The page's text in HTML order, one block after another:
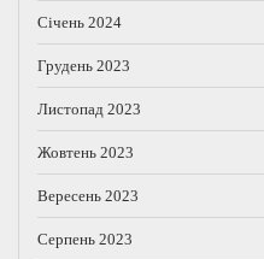
Січень 2024
Грудень 2023
Листопад 2023
Жовтень 2023
Вересень 2023
Серпень 2023